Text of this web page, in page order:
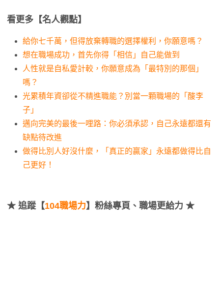
看更多【名人觀點】
給你七千萬，但得放棄轉職的選擇權利，你願意嗎？
想在職場成功，首先你得「相信」自己能做到
人性就是自私愛計較，你願意成為「最特別的那個」
嗎？
光累積年資卻從不精進職能？別當一顆職場的「酸李
子」
邁向完美的最後一哩路：你必須承認，自己永遠都還有
缺點待改進
做得比別人好沒什麼，「真正的贏家」永遠都做得比自
己更好！
★ 追蹤【104職場力】粉絲專頁、職場更給力 ★